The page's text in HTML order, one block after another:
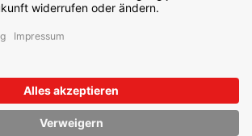
UO TRUE DIGITAL PARTNERS
44269 Dortmund
+49 231 477 379-100
info@unternehmen.online